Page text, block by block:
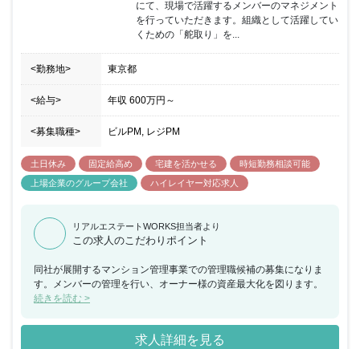
にて、現場で活躍するメンバーのマネジメント
を行っていただきます。組織として活躍してい
くための「舵取り」を...
<勤務地> 東京都
<給与> 年収 600万円 ～
<募集職種> ビルPM, レジPM
土日休み 固定給高め 宅建を活かせる
時短勤務相談可能
上場企業のグループ会社
ハイレイヤー対応求人
リアルエステートWORKS担当者より
この求人のこだわりポイント
同社が展開するマンション管理事業での管理職候補の募集になりま
す。メンバーの管理を行い、オーナー様の資産最大化を図ります。
続きを読む >
求人詳細を見る